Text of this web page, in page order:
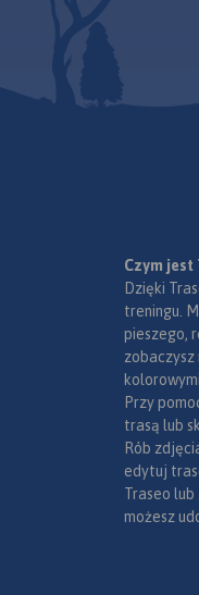
Czym jest
Dzięki
treningu.
pieszego,
zobaczysz
Przy
trasą lub
Rób
edytuj
Traseo
możesz